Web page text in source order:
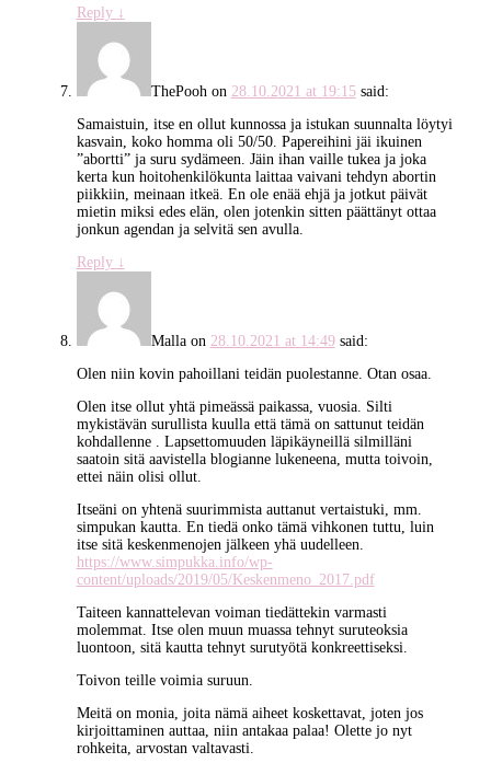
Reply ↓
ThePooh on 28.10.2021 at 19:15 said:
Samaistuin, itse en ollut kunnossa ja istukan suunnalta löytyi
kasvain, koko homma oli 50/50. Papereihini jäi ikuinen
”abortti” ja suru sydämeen. Jäin ihan vaille tukea ja joka
kerta kun hoitohenkilökunta laittaa vaivani tehdyn abortin
piikkiin, meinaan itkeä. En ole enää ehjä ja jotkut päivät
mietin miksi edes elän, olen jotenkin sitten päättänyt ottaa
jonkun agendan ja selvitä sen avulla.
Reply ↓
Mallaon 28.10.2021 at 14:49 said:
Olen niin kovin pahoillani teidän puolestanne. Otan osaa.
Olen itse ollut yhtä pimeässä paikassa, vuosia. Silti
mykistävän surullista kuulla että tämä on sattunut teidän
kohdallenne . Lapsettomuuden läpikäyneillä silmilläni
saatoin sitä aavistella blogianne lukeneena, mutta toivoin,
ettei näin olisi ollut.
Itseäni on yhtenä suurimmista auttanut vertaistuki, mm.
simpukan kautta. En tiedä onko tämä vihkonen tuttu, luin
itse sitä keskenmenojen jälkeen yhä uudelleen.
https://www.simpukka.info/wp-
content/uploads/2019/05/Keskenmeno_2017.pdf
Taiteen kannattelevan voiman tiedättekin varmasti
molemmat. Itse olen muun muassa tehnyt suruteoksia
luontoon, sitä kautta tehnyt surutyötä konkreettiseksi.
Toivon teille voimia suruun.
Meitä on monia, joita nämä aiheet koskettavat, joten jos
kirjoittaminen auttaa, niin antakaa palaa! Olette jo nyt
rohkeita, arvostan valtavasti.